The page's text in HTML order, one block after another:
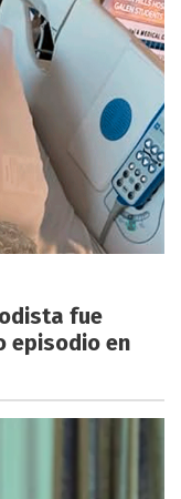
fue
episodio en